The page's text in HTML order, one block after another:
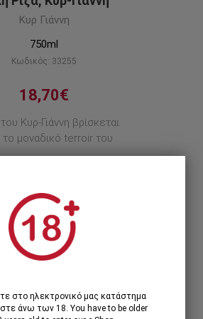
Κυρ Γιάννη
750ml
Κωδικός: 33255
18,70€
Κυρ-Γιάννη βρίσκεται
μοναδικό terroir του
18,70€
στο ηλεκτρονικό μας κατάστημα
άνω των 18. You have to be older